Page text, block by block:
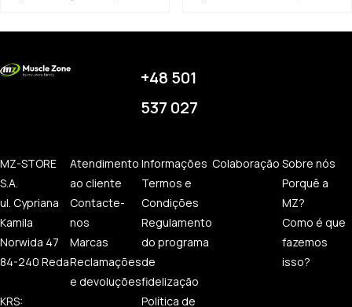
+48 501
537 027
MZ-STORE
S.A.
ul. Cypriana
Kamila
Norwida 47
84-240 Reda
KRS:
Atendimento
ao cliente
Contacte-
nos
Marcas
Reclamações
e devoluções
Informações
Termos e
Condições
Regulamento
do programa
de
fidelização
Política de
Colaboração Sobre nós
Porquê a
MZ?
Como é que
fazemos
isso?